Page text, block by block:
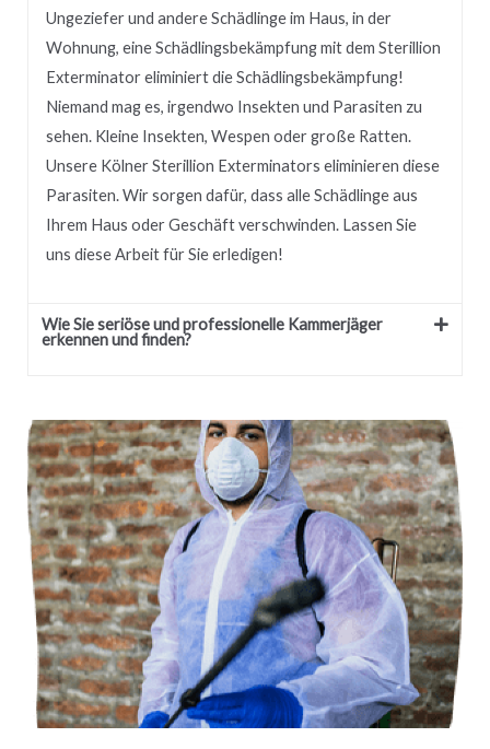
Ungeziefer und andere Schädlinge im Haus, in der
Wohnung, eine Schädlingsbekämpfung mit dem Sterillion
Exterminator eliminiert die Schädlingsbekämpfung!
Niemand mag es, irgendwo Insekten und Parasiten zu
sehen. Kleine Insekten, Wespen oder große Ratten.
Unsere Kölner Sterillion Exterminators eliminieren diese
Parasiten. Wir sorgen dafür, dass alle Schädlinge aus
Ihrem Haus oder Geschäft verschwinden. Lassen Sie
uns diese Arbeit für Sie erledigen!
Wie Sie seriöse und professionelle Kammerjäger
erkennen und finden?